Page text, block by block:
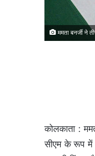
ममता बनर्जी ने
कोलकाता :
सीएम के रूप में